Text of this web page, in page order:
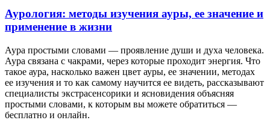
Аурология: методы изучения ауры, ее значение и
применение в жизни
Аура простыми словами — проявление души и духа человека.
Аура связана с чакрами, через которые проходит энергия. Что
такое аура, насколько важен цвет ауры, ее значении, методах
ее изучения и то как самому научится ее видеть, рассказывают
специалисты экстрасенсорики и ясновидения объясняя
простыми словами, к которым вы можете обратиться —
бесплатно и онлайн.